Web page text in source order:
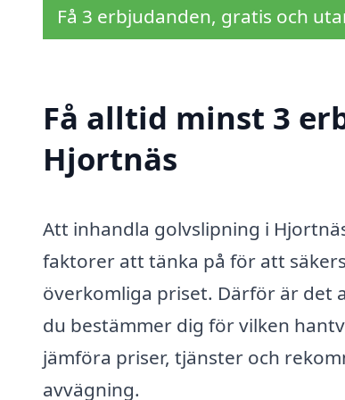
Få 3 erbjudanden, gratis och
Få alltid minst 3
Hjortnäs
Att inhandla golvslipning i
faktorer att tänka på för att
överkomliga priset. Därför är det
du bestämmer dig för vilken
jämföra priser, tjänster och
avvägning.